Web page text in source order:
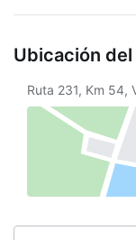
Niñera
Vista al
Terraza
Consigna
Ubicación
Ruta 231, Km 54,